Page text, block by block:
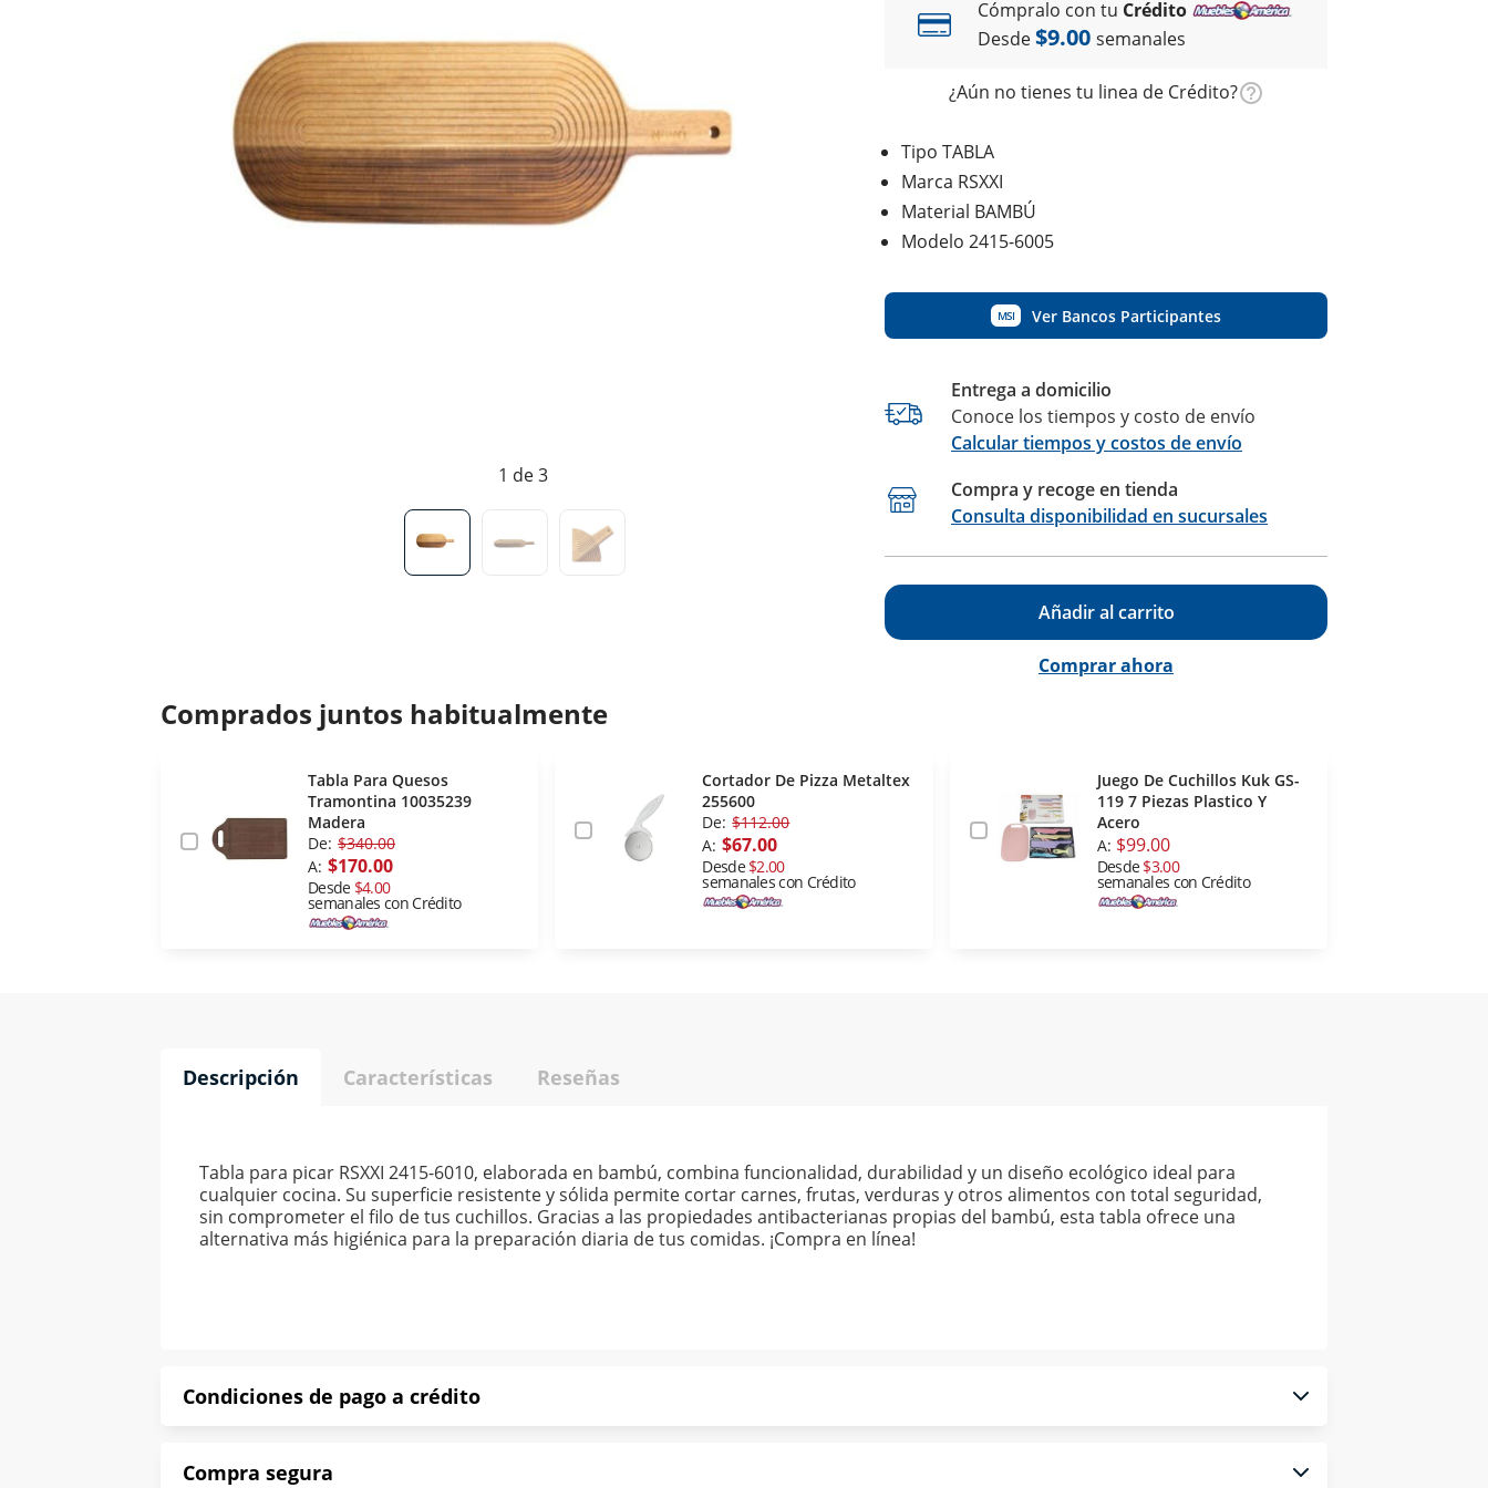
1 de 3
Cómpralo con tu Crédito
Desde$9.00 semanales
¿Aún no tienes tu linea de Crédito?
Tipo TABLA
Marca RSXXI
Material BAMBÚ
Modelo 2415-6005
MSI Ver Bancos Participantes
Entrega a domicilio
Conoce los tiempos y costo de envío
Calcular tiempos y costos de envío
Compra y recoge en tienda
Consulta disponibilidad en sucursales
Añadir al carrito
Comprar ahora
Comprados juntos habitualmente
Tabla Para Quesos
Tramontina 10035239
Madera
De: $340.00
A: $170.00
Desde $4.00
semanales con Crédito
Cortador De Pizza Metaltex
255600
De: $112.00
A: $67.00
Desde$2.00
semanales con Crédito
Juego De Cuchillos Kuk GS-
119 7 Piezas Plastico Y
Acero
A: $99.00
Desde$3.00
semanales con Crédito
Descripción Características Reseñas
Tabla para picar RSXXI 2415-6010, elaborada en bambú, combina funcionalidad, durabilidad y un diseño ecológico ideal para
cualquier cocina. Su superficie resistente y sólida permite cortar carnes, frutas, verduras y otros alimentos con total seguridad,
sin comprometer el filo de tus cuchillos. Gracias a las propiedades antibacterianas propias del bambú, esta tabla ofrece una
alternativa más higiénica para la preparación diaria de tus comidas. ¡Compra en línea!
Condiciones de pago a crédito
Compra segura